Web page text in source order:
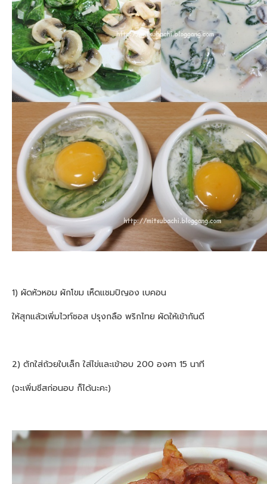
1) ผัดหัวหอม ผักโขม เห็ดแชมปิญอง เบคอน
ให้สุกแล้วเพิ่มไวท์ซอส ปรุงกลือ พริกไทย ผัดให้เข้ากันดี
2) ตักใส่ถ้วยใบเล็ก ใส่ไข่และเข้าอบ 200 องศา 15 นาที
(จะเพิ่มชีสก่อนอบ ก็ได้นะคะ)